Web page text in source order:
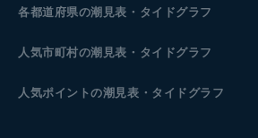
各都道府県の潮見表 ・タイドグラフ
人気市町村の潮見表・タイドグラフ
人気ポイントの潮見表・タイドグラフ